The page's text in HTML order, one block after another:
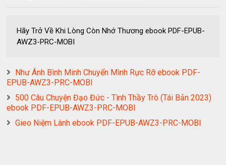
Hãy Trở Về Khi Lòng Còn Nhớ Thương ebook PDF-EPUB-
AWZ3-PRC-MOBI
Như Ánh Bình Minh Chuyển Mình Rực Rỡ ebook PDF-
EPUB-AWZ3-PRC-MOBI
500 Câu Chuyện Đạo Đức - Tình Thầy Trò (Tái Bản 2023)
ebook PDF-EPUB-AWZ3-PRC-MOBI
Gieo Niệm Lành ebook PDF-EPUB-AWZ3-PRC-MOBI